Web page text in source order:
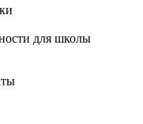
для школы